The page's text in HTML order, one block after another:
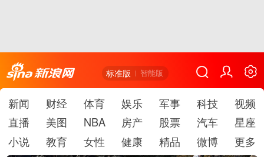
标准版 智能版
新闻 财经 体育 娱乐 军事 科技
视频
直播
美图 NBA 房产 股票 汽车
星座
小说
教育 女性 健康 精品 微博 更多